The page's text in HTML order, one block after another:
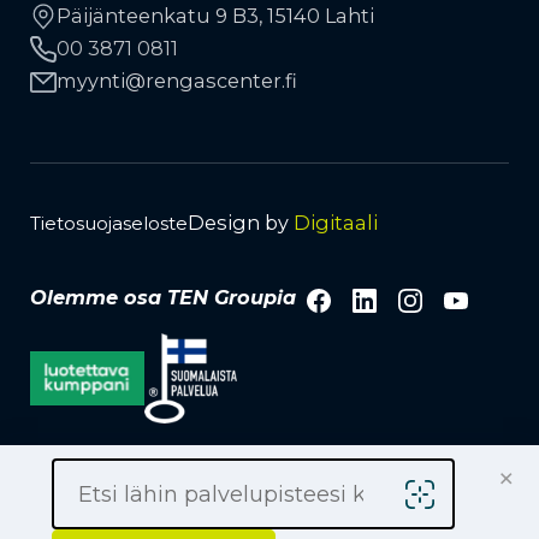
TPMS-rengaspaineanturit
Liikkuva rengaspalvelu
Avainasiakkuus
Kauppiaaksi
Päijänteenkatu 9 B3, 15140 Lahti
00 3871 0811
myynti
rengascenter.fi
TietosuojaselosteDesign by Digitaali
Olemme osa TEN Groupia Facebook
LinkedIn
×